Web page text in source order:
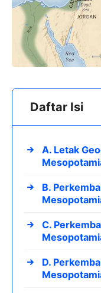
Daftar Isi
A. Letak
B.
C.
D.